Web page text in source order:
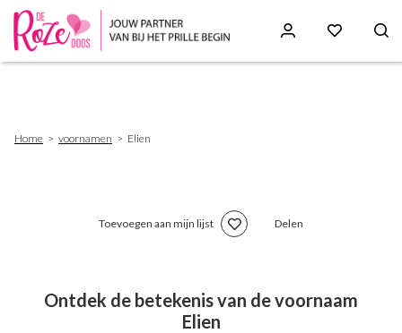
Home voornamen Elien
Toevoegen aan mijn lijst Delen
Ontdek de betekenis van de voornaam
Elien